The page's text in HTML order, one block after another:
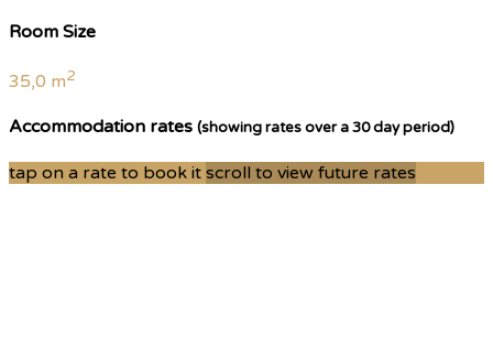
Room Size
35,0 m2
Accommodation rates (showing rates over a 30 day period)
tap on a rate to book it scroll to view future rates